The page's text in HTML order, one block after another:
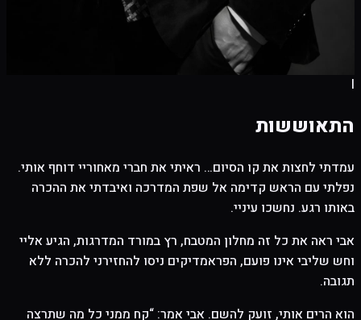
I
התאוששות
עמדתי לחצות את קו הסיום… ראיתי את חברי מאחוריי דוחף אותי.
נפלתי עם הראש קדימה אל שפת המדרכה ואיבדתי את ההכרה
באותו רגע. נחשכו עיניי.
אבי ראה את כל זה מחלון המטבח, רץ במורד המדרגות, הגיע אליי
וחש שליבי אינו פועם, הפראמדיקים ניסו להחזירני להכרה ללא
תגובה.
הוא הרים אותי, זועק להשם. אבי אמר: “קח ממני כל מה שתרצה